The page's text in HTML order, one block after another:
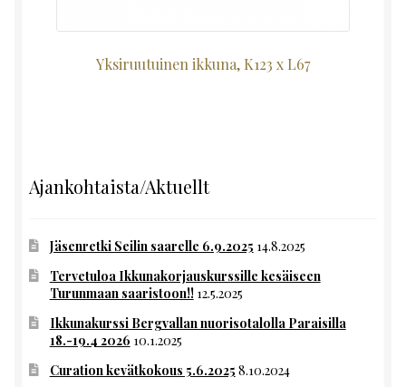
Yksiruutuinen ikkuna, K123 x L67
Ajankohtaista/Aktuellt
Jäsenretki Seilin saarelle 6.9.2025 14.8.2025
Tervetuloa Ikkunakorjauskurssille kesäiseen
Turunmaan saaristoon!! 12.5.2025
Ikkunakurssi Bergvallan nuorisotalolla Paraisilla
18.-19.4 2026 10.1.2025
Curation kevätkokous 5.6.2025 8.10.2024